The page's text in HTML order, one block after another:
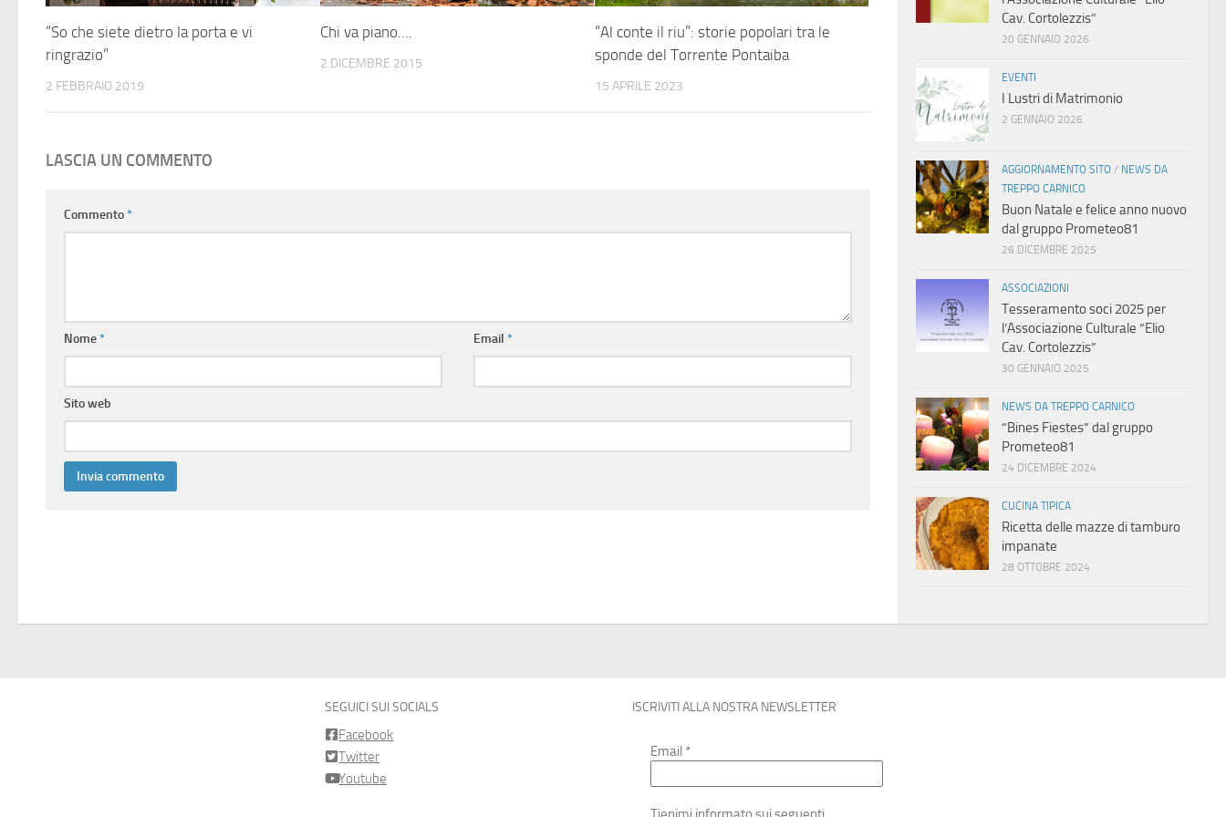
“So che siete dietro la porta e vi
ringrazio”
2 FEBBRAIO 2019
Chi va piano….
2 DICEMBRE 2015
“Al conte il riu”: storie popolari tra le
sponde del Torrente Pontaiba
15 APRILE 2023
LASCIA UN COMMENTO
Commento*
Nome* Email*
Sito web
Cav. Cortolezzis”
20 GENNAIO 2026
EVENTI
I Lustri di Matrimonio
2 GENNAIO 2026
AGGIORNAMENTO SITO / NEWS DA
TREPPO CARNICO
Buon Natale e felice anno nuovo
dal gruppo Prometeo81
26 DICEMBRE 2025
ASSOCIAZIONI
Tesseramento soci 2025 per
l’Associazione Culturale “Elio
Cav. Cortolezzis”
30 GENNAIO 2025
NEWS DA TREPPO CARNICO
“Bines Fiestes” dal gruppo
Prometeo81
24 DICEMBRE 2024
CUCINA TIPICA
Ricetta delle mazze di tamburo
impanate
28 OTTOBRE 2024
SEGUICI SUI SOCIALS
Facebook
Twitter
Youtube
ISCRIVITI ALLA NOSTRA NEWSLETTER
Email *